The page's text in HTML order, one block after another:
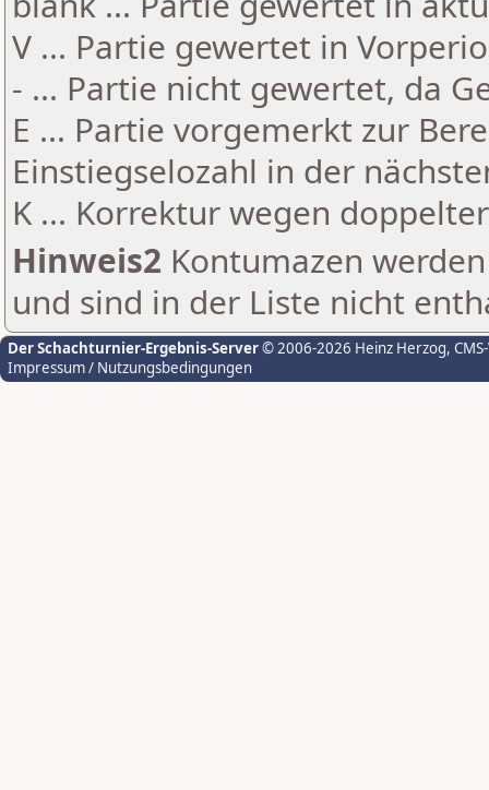
V ... Partie gewertet in
- ... Partie nicht gewertet, da
E ... Partie vorgemerkt zur
Einstiegselozahl in der
K ... Korrektur wegen
Hinweis2 Kontumazen
und sind in der Liste nicht
Der Schachturnier-Ergebnis-Server© 2006-2026 Heinz Herzog,
Impressum / Nutzungsbedingungen